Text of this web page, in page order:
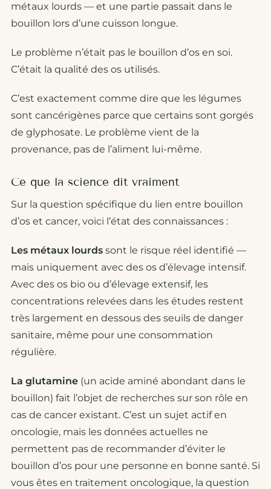
métaux lourds — et une partie passait dans le
bouillon lors d’une cuisson longue.
Le problème n’était pas le bouillon d’os en soi.
C’était la qualité des os utilisés.
C’est exactement comme dire que les légumes
sont cancérigènes parce que certains sont gorgés
de glyphosate. Le problème vient de la
provenance, pas de l’aliment lui-même.
Ce que la science dit vraiment
Sur la question spécifique du lien entre bouillon
d’os et cancer, voici l’état des connaissances :
Les métaux lourds sont le risque réel identifié —
mais uniquement avec des os d’élevage intensif.
Avec des os bio ou d’élevage extensif, les
concentrations relevées dans les études restent
très largement en dessous des seuils de danger
sanitaire, même pour une consommation
régulière.
La glutamine (un acide aminé abondant dans le
bouillon) fait l’objet de recherches sur son rôle en
cas de cancer existant. C’est un sujet actif en
oncologie, mais les données actuelles ne
permettent pas de recommander d’éviter le
bouillon d’os pour une personne en bonne santé. Si
vous êtes en traitement oncologique, la question